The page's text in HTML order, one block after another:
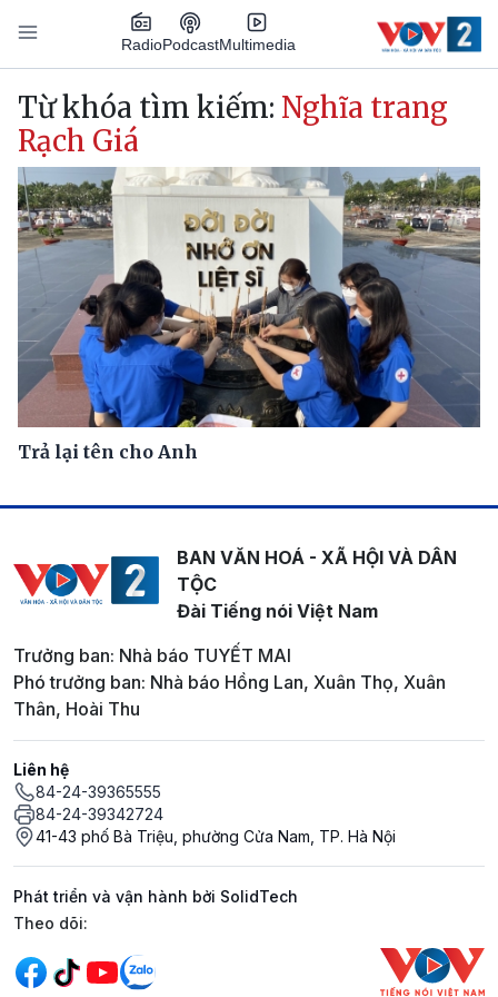
Nhảy đến nội dung
RadioPodcastMultimedia
Main navigation
Từ khóa tìm kiếm: Nghĩa trang
Rạch Giá
Trả lại tên cho Anh
BAN VĂN HOÁ - XÃ HỘI VÀ DÂN
TỘC
Đài Tiếng nói Việt Nam
Trưởng ban: Nhà báo TUYẾT MAI
Phó trưởng ban: Nhà báo Hồng Lan, Xuân Thọ, Xuân
Thân, Hoài Thu
Liên hệ
84-24-39365555
84-24-39342724
41-43 phố Bà Triệu, phường Cửa Nam, TP. Hà Nội
Phát triển và vận hành bởi SolidTech
Mạng xã hội
Theo dõi: